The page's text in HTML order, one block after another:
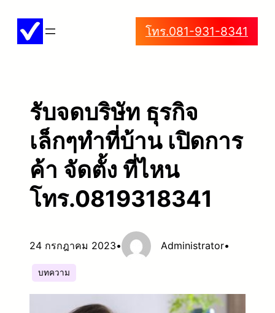
โทร.081-931-8341
รับจดบริษัท ธุรกิจ
เล็กๆทําที่บ้าน เปิดการ
ค้า จัดตั้ง ที่ไหน
โทร.0819318341
24 กรกฎาคม 2023• Administrator•
บทความ